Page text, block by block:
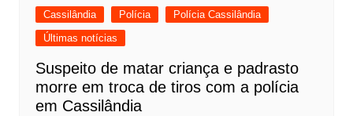
Cassilândia Polícia
Polícia Cassilândia
Últimas notícias
Suspeito de matar criança e padrasto
morre em troca de tiros com a polícia
em Cassilândia